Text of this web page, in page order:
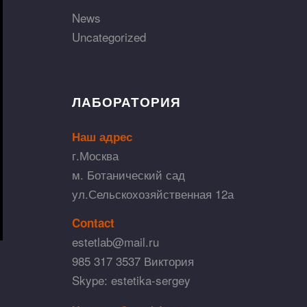
News
Uncategorized
ЛАБОРАТОРИЯ
Наш адрес
г.Москва
м. Ботанический сад
ул.Сельскохозяйственная 12а
Contact
estetlab@mail.ru
985 317 3537 Виктория
Skype: estetika-sergey